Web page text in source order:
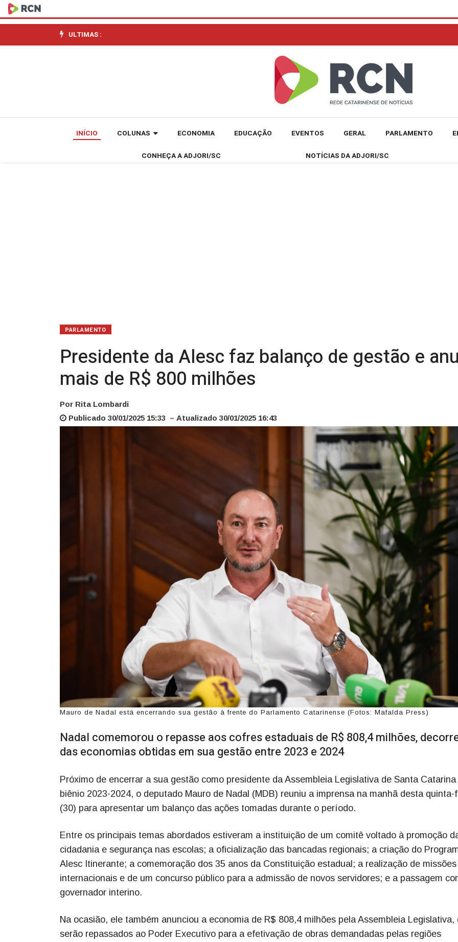
Presidente
da
Alesc
de
milhões
ULTIMAS :
INÍCIO COLUNAS ECONOMIA EDUCAÇÃO EVENTOS GERAL PARLAMENTO
CONHEÇA A ADJORI/SC NOTÍCIAS DA ADJORI/SC
PARLAMENTO
Presidente da Alesc faz balanço de gestão e
mais de R$ 800 milhões
Por Rita Lombardi
Publicado 30/01/2025 15:33 – Atualizado 30/01/2025 16:43
Mauro de Nadal está encerrando sua gestão à frente do Parlamento Catarinense (Fotos: Mafalda Press)
Nadal comemorou o repasse aos cofres estaduais de R$ 808,4 milhões,
das economias obtidas em sua gestão entre 2023 e 2024
Próximo de encerrar a sua gestão como presidente da Assembleia Legislativa de Santa Catarina
biênio 2023-2024, o deputado Mauro de Nadal (MDB) reuniu a imprensa na manhã desta quinta-
(30) para apresentar um balanço das ações tomadas durante o período.
Entre os principais temas abordados estiveram a instituição de um comitê voltado à promoção
cidadania e segurança nas escolas; a oficialização das bancadas regionais; a criação do
Alesc Itinerante; a comemoração dos 35 anos da Constituição estadual; a realização de missões
internacionais e de um concurso público para a admissão de novos servidores; e a passagem
governador interino.
Na ocasião, ele também anunciou a economia de R$ 808,4 milhões pela Assembleia Legislativa,
serão repassados ao Poder Executivo para a efetivação de obras demandadas pelas regiões